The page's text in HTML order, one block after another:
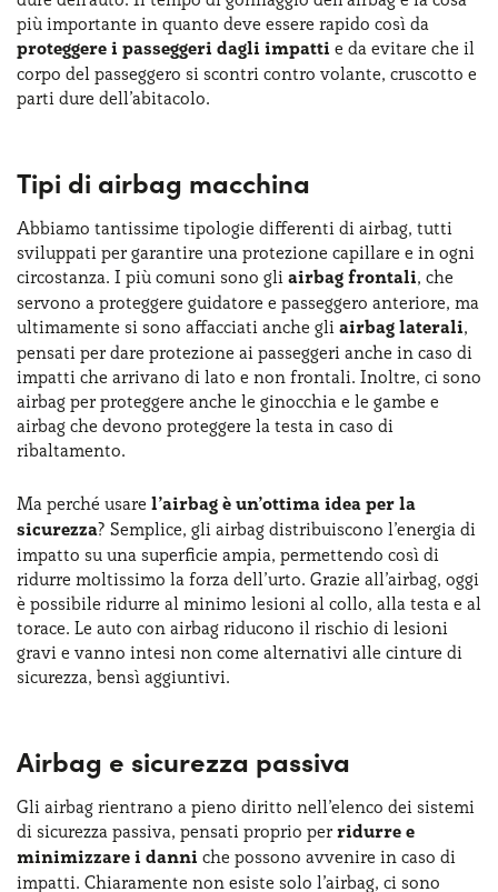
più importante in quanto deve essere rapido così da
proteggere i passeggeri dagli impatti e da evitare che il
corpo del passeggero si scontri contro volante, cruscotto e
parti dure dell’abitacolo.
Tipi di airbag macchina
Abbiamo tantissime tipologie differenti di airbag, tutti
sviluppati per garantire una protezione capillare e in ogni
circostanza. I più comuni sono gli airbag frontali, che
servono a proteggere guidatore e passeggero anteriore, ma
ultimamente si sono affacciati anche gli airbag laterali,
pensati per dare protezione ai passeggeri anche in caso di
impatti che arrivano di lato e non frontali. Inoltre, ci sono
airbag per proteggere anche le ginocchia e le gambe e
airbag che devono proteggere la testa in caso di
ribaltamento.
Ma perché usare l’airbag è un’ottima idea per la
sicurezza? Semplice, gli airbag distribuiscono l’energia di
impatto su una superficie ampia, permettendo così di
ridurre moltissimo la forza dell’urto. Grazie all’airbag, oggi
è possibile ridurre al minimo lesioni al collo, alla testa e al
torace. Le auto con airbag riducono il rischio di lesioni
gravi e vanno intesi non come alternativi alle cinture di
sicurezza, bensì aggiuntivi.
Airbag e sicurezza passiva
Gli airbag rientrano a pieno diritto nell’elenco dei sistemi
di sicurezza passiva, pensati proprio per ridurre e
minimizzare i danni che possono avvenire in caso di
impatti. Chiaramente non esiste solo l’airbag, ci sono